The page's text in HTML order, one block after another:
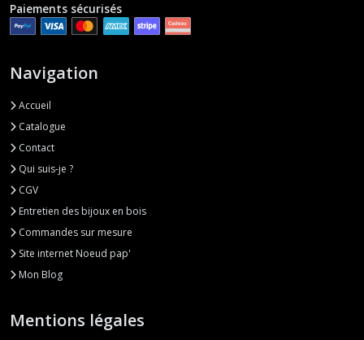
Paiements sécurisés
Navigation
Accueil
Catalogue
Contact
Qui suis-je ?
CGV
Entretien des bijoux en bois
Commandes sur mesure
Site internet Noeud pap'
Mon Blog
Mentions légales